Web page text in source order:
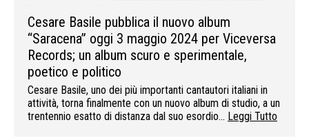
Cesare Basile pubblica il nuovo album
“Saracena” oggi 3 maggio 2024 per Viceversa
Records; un album scuro e sperimentale,
poetico e politico
Cesare Basile, uno dei più importanti cantautori italiani in
attività, torna finalmente con un nuovo album di studio, a un
trentennio esatto di distanza dal suo esordio… Leggi Tutto